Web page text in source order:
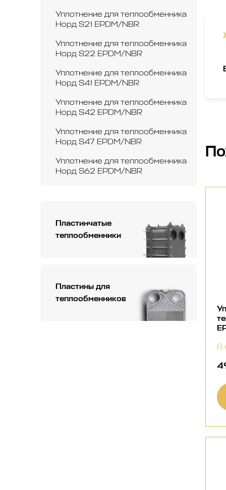
Уплотнение для теплообменника
Норд S21 EPDM/NBR
Уплотнение для теплообменника
Норд S22 EPDM/NBR
Уплотнение для теплообменника
Норд S41 EPDM/NBR
Уплотнение для теплообменника
Норд S42 EPDM/NBR
Уплотнение для теплообменника
Норд S47 EPDM/NBR
Уплотнение для теплообменника
Норд S62 EPDM/NBR
Пластинчатые
теплообменники
Пластины для
теплообменников
В